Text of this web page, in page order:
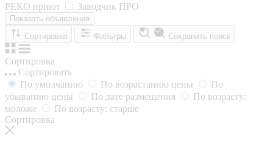
РЕКО приют
Заводчик ПРО
Показать объявления
Сортировка
Фильтры Сохранить поиск
Сортировка
Сортировать
По умолчанию
По возрастанию цены
По
убыванию цены
По дате размещения
По возрасту:
моложе
По возрасту: старше
Сортировка